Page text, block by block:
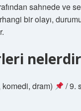
sahnede ve
bir olayı,
nelerdir
dram) / 9.